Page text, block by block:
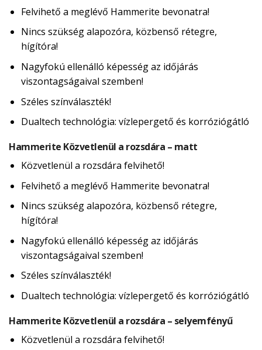
Felvihető a meglévő Hammerite bevonatra!
Nincs szükség alapozóra, közbenső rétegre,
hígítóra!
Nagyfokú ellenálló képesség az időjárás
viszontagságaival szemben!
Széles színválaszték!
Dualtech technológia: vízlepergető és korróziógátló
Hammerite Közvetlenül a rozsdára – matt
Közvetlenül a rozsdára felvihető!
Felvihető a meglévő Hammerite bevonatra!
Nincs szükség alapozóra, közbenső rétegre,
hígítóra!
Nagyfokú ellenálló képesség az időjárás
viszontagságaival szemben!
Széles színválaszték!
Dualtech technológia: vízlepergető és korróziógátló
Hammerite Közvetlenül a rozsdára – selyemfényű
Közvetlenül a rozsdára felvihető!